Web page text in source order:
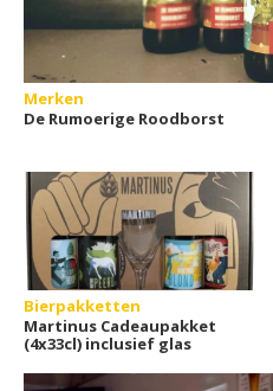
Merken
De Rumoerige Roodborst
Bierpakketten
Martinus Cadeaupakket
(4x33cl) inclusief glas